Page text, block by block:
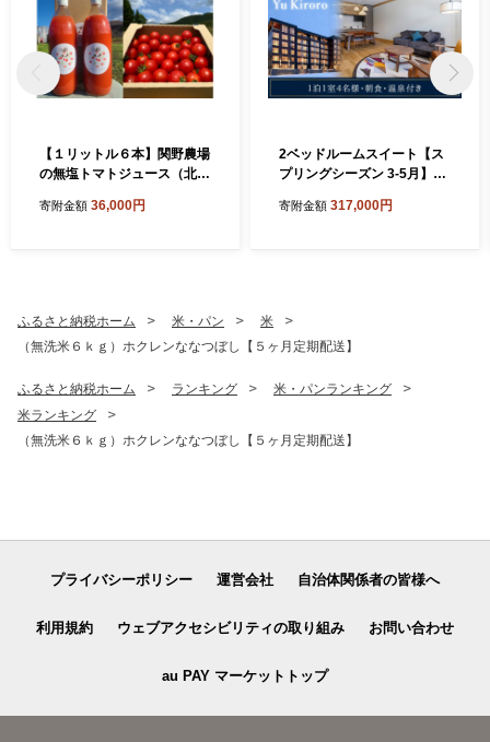
【１リットル６本】関野農場
の無塩トマトジュース（北海
寄附金額 36,000円
2ベッドルームスイート【ス
プリングシーズン 3-5月】宿
Kiroro
寄附金額 317,000円
ふるさと納税ホーム 米・パン
米
（無洗米６ｋｇ）ホクレンななつぼし【５ヶ月定期配送】
ふるさと納税ホーム ランキング
米・パンランキング
米ランキング
（無洗米６ｋｇ）ホクレンななつぼし【５ヶ月定期配送】
プライバシーポリシー 運営会社 自治体関係者の皆様へ
利用規約 ウェブアクセシビリティの取り組み お問い合わせ
au PAY マーケットトップ